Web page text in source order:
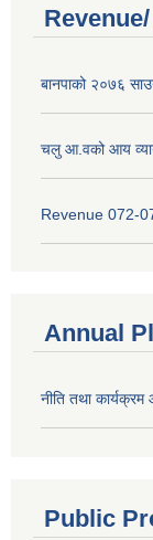
बानपाको २०७६
चलु आ.वको आय
Revenue 072-
Annual
नीति तथा
Public